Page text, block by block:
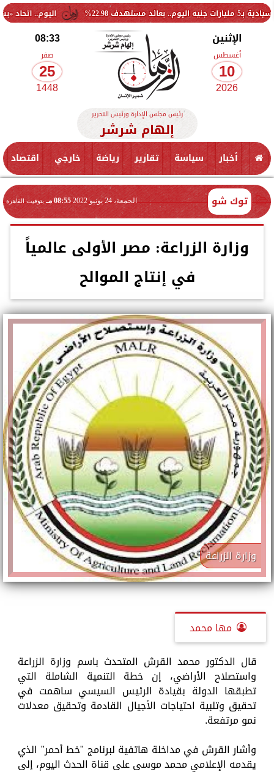
اليوم.. اتحاد «بشبابها»
الإثنين
أغسطس
10
2026
08:33
صفر
25
1448
رئيس مجلس الإدارة ورئيس التحرير
إلهام شرشر
أخبار سياسة تقارير رياضة خارجي اقتصاد
توك شو الجمعة، 24 يونيو 2022 08:55 مـ بتوقيت القاهرة
وزارة الزراعة: مصر الأولى عالمياً
في إنتاج الموالح
وزارة الزراعة
مها محمد
قال الدكتور محمد القرش المتحدث باسم وزارة الزراعة
واستصلاح الأراضي، إن خطة التنمية الشاملة التي
تطبقها الدولة بقيادة الرئيس السيسي ساهمت في
تحقيق وتلبية احتياجات الأجيال القادمة وتحقيق معدلات
نمو مرتفعة.
وأشار القرش في مداخلة هاتفية لبرنامج "خط أحمر" الذي
يقدمه الإعلامي محمد موسى على قناة الحدث اليوم، إلى